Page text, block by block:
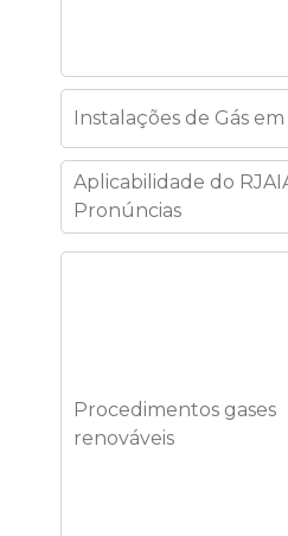
Instalações de Gás
Aplicabilidade do
Pronúncias
Procedimentos gases
renováveis